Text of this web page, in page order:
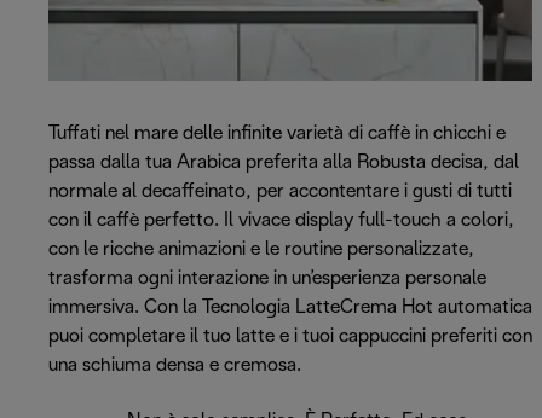
Tuffati nel mare delle infinite varietà di caffè in chicchi e
passa dalla tua Arabica preferita alla Robusta decisa, dal
normale al decaffeinato, per accontentare i gusti di tutti
con il caffè perfetto. Il vivace display full-touch a colori,
con le ricche animazioni e le routine personalizzate,
trasforma ogni interazione in un’esperienza personale
immersiva. Con la Tecnologia LatteCrema Hot automatica
puoi completare il tuo latte e i tuoi cappuccini preferiti con
una schiuma densa e cremosa.